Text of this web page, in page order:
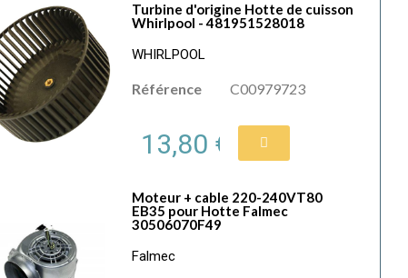
Turbine d'origine Hotte de cuisson
Whirlpool - 481951528018
WHIRLPOOL
Référence C00979723
13,80 €
Moteur + cable 220-240VT80
EB35 pour Hotte Falmec
30506070F49
Falmec